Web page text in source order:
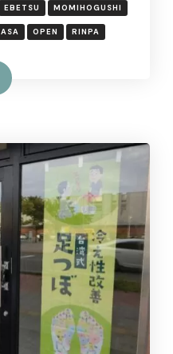
EBETSU MOMIHOGUSHI
OPEN RINPA